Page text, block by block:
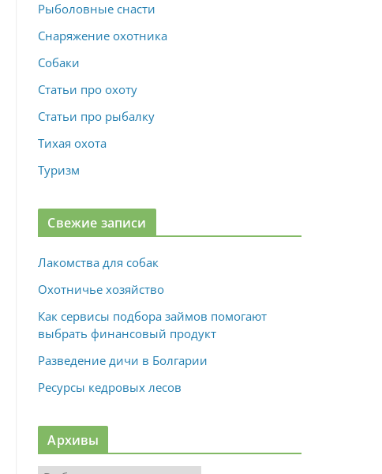
Рыболовные снасти
Снаряжение охотника
Собаки
Статьи про охоту
Статьи про рыбалку
Тихая охота
Туризм
Свежие записи
Лакомства для собак
Охотничье хозяйство
Как сервисы подбора займов помогают
выбрать финансовый продукт
Разведение дичи в Болгарии
Ресурсы кедровых лесов
Архивы